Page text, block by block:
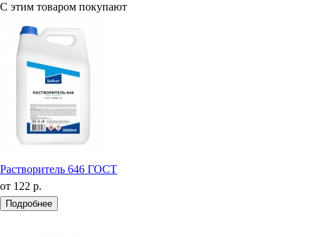
С этим товаром покупают
Растворитель 646 ГОСТ
от 122 р.
Подробнее